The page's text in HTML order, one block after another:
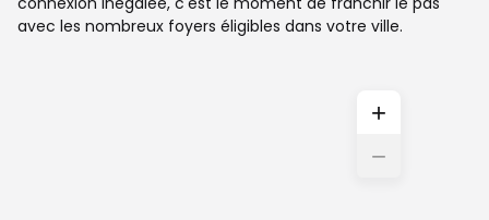
avec les nombreux foyers éligibles dans votre ville.
+
−